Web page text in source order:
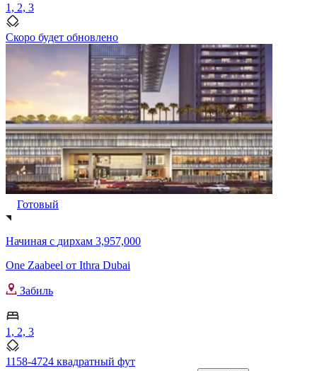
1, 2, 3
Скоро будет обновлено
Готовый
Начиная с дирхам 3,957,000
One Zaabeel от Ithra Dubai
Забиль
1, 2, 3
1158-4724 квадратный фут